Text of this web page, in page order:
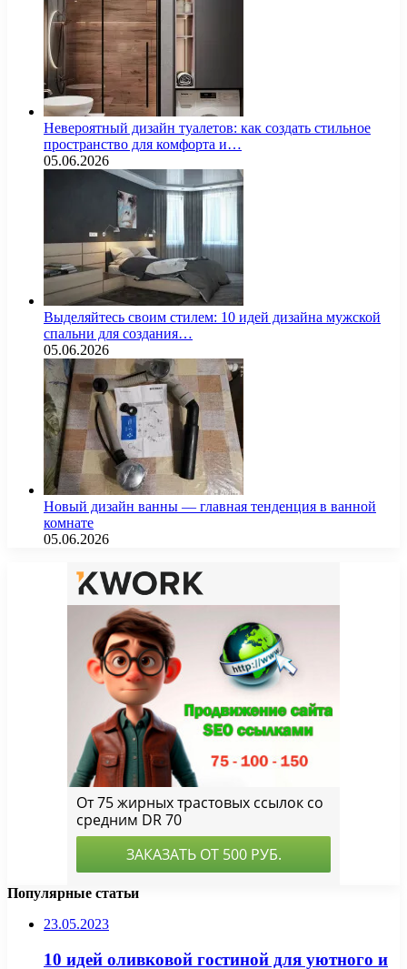
Невероятный дизайн туалетов: как создать стильное
пространство для комфорта и…
05.06.2026
Выделяйтесь своим стилем: 10 идей дизайна мужской
спальни для создания…
05.06.2026
Новый дизайн ванны — главная тенденция в ванной
комнате
05.06.2026
Популярные статьи
23.05.2023
10 идей оливковой гостиной для уютного и